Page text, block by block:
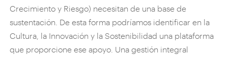
Crecimiento y Riesgo) necesitan de una base de
sustentación. De esta forma podríamos identificar en la
Cultura, la Innovación y la Sostenibilidad una plataforma
que proporcione ese apoyo. Una gestión integral